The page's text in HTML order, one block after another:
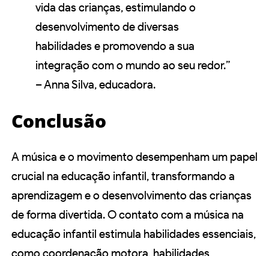
vida das crianças, estimulando o
desenvolvimento de diversas
habilidades e promovendo a sua
integração com o mundo ao seu redor.”
– Anna Silva, educadora.
Conclusão
A música e o movimento desempenham um papel
crucial na educação infantil, transformando a
aprendizagem e o desenvolvimento das crianças
de forma divertida. O contato com a música na
educação infantil estimula habilidades essenciais,
como coordenação motora, habilidades